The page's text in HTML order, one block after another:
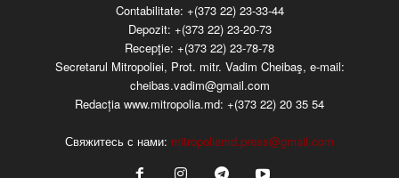
Contabilitate: +(373 22) 23-33-44
Depozit: +(373 22) 23-20-73
Recepţie: +(373 22) 23-78-78
Secretarul Mitropoliei, Prot. mitr. Vadim Cheibaş, e-mail:
cheibas.vadim@gmail.com
Redacția www.mitropolia.md: +(373 22) 20 35 54
Свяжитесь с нами: mitropoliamd.press@gmail.com